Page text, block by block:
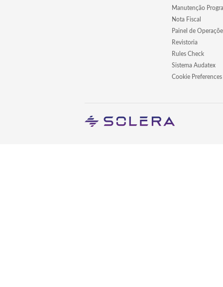
Manutenção
Nota Fiscal
Painel de
Revistoria
Rules Check
Sistema Audatex
Cookie Preferences